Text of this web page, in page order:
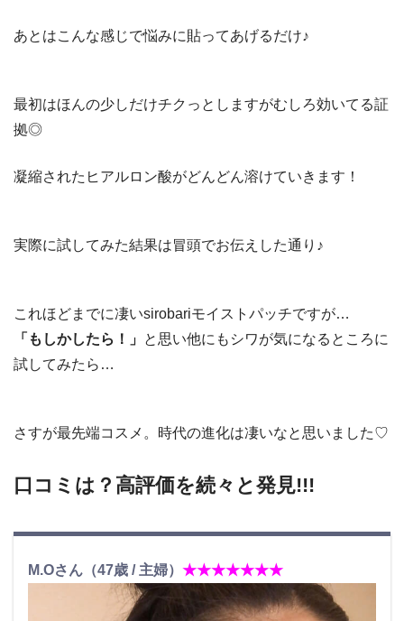
あとはこんな感じで悩みに貼ってあげるだけ♪
最初はほんの少しだけチクっとしますがむしろ効いてる証
拠◎
凝縮されたヒアルロン酸がどんどん溶けていきます！
実際に試してみた結果は冒頭でお伝えした通り♪
これほどまでに凄いsirobariモイストパッチですが…
「もしかしたら！」 と思い他にもシワが気になるところに
試してみたら…
さすが最先端コスメ。時代の進化は凄いなと思いました♡
口コミは？高評価を続々と発見!!!
M.Oさん（47歳 / 主婦） ★★★★★★★